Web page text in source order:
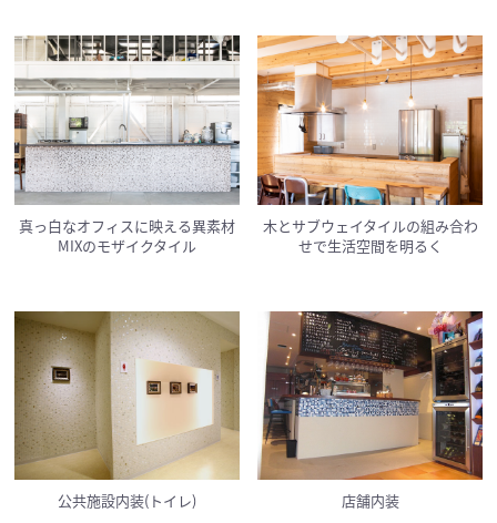
真っ白なオフィスに映える異素材
MIXのモザイクタイル
木とサブウェイタイルの組み合わ
せで生活空間を明るく
公共施設内装(トイレ) 店舗内装